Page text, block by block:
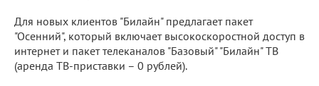
Для новых клиентов "Билайн" предлагает пакет
"Осенний", который включает высокоскоростной доступ в
интернет и пакет телеканалов "Базовый" "Билайн" ТВ
(аренда ТВ-приставки – 0 рублей).